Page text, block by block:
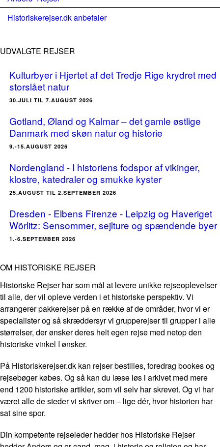
Historiskerejser.dk anbefaler
UDVALGTE REJSER
Kulturbyer i Hjertet af det Tredje Rige krydret med
storslået natur
30.JULI TIL 7.AUGUST 2026
Gotland, Øland og Kalmar – det gamle østlige
Danmark med skøn natur og historie
9.-15.AUGUST 2026
Nordengland - I historiens fodspor af vikinger,
klostre, katedraler og smukke kyster
25.AUGUST TIL 2.SEPTEMBER 2026
Dresden - Elbens Firenze - Leipzig og Haveriget
Wörlitz: Sensommer, sejlture og spændende byer
1.-6.SEPTEMBER 2026
OM HISTORISKE REJSER
Historiske Rejser har som mål at levere unikke rejseoplevelser
til alle, der vil opleve verden i et historiske perspektiv. Vi
arrangerer pakkerejser på en række af de områder, hvor vi er
specialister og så skræddersyr vi grupperejser til grupper i alle
størrelser, der ønsker deres helt egen rejse med netop den
historiske vinkel I ønsker.
På Historiskerejser.dk kan rejser bestilles, foredrag bookes og
rejsebøger købes. Og så kan du læse løs i arkivet med mere
end 1200 historiske artikler, som vil selv har skrevet. Og vi har
været alle de steder vi skriver om – lige dér, hvor historien har
sat sine spor.
Din kompetente rejseleder hedder hos Historiske Rejser